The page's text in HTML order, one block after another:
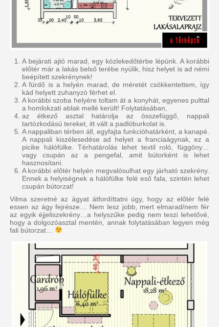
A bejárati ajtó marad, egy közlekedőtérbe lépünk. A korábbi
előtér már a lakás belső terébe nyúlik, hisz helyet is ad némi
beépített szekrénynek!
A fürdő is a helyén marad, de méretét csökkentettem, így
kád helyett zuhanyzó férhet el.
A korábbi szoba helyére toltam át a konyhát, egyenes pulttal
a homlokzati ablak mellé került! Folytatásában,
az étkező asztal határolja az összefüggő, nappali
tartózkodású tereket, itt vált a padlóburkolat is.
A nappaliban térben áll, egyfajta funkcióhatárként, a kanapé.
A nappali kiszélesedése ad helyet a franciaágynak, ez a
picike hálófülke. Térhatárolás lehet textil roló, függöny…
vagy csupán az a pengefal, amit bútorként is lehet
hasznosítani.
A korábbi előtér helyén megvalósulhat egy járható szekrény.
Ennek a helyiségnek a hálófülke felé eső fala, szintén lehet
csupán bútorzat!
Vilma szeretné az ágyat átfordíttatni úgy, hogy az előtér felé
essen az ágy fejrésze… Nem lesz jobb, mert elmarad/nem fér
az egyik éjjeliszekrény…a helyszűke pedig nem teszi lehetővé,
hogy a dolgozóasztal mentén, annak folytatásában legyen még
fali bútorzat…